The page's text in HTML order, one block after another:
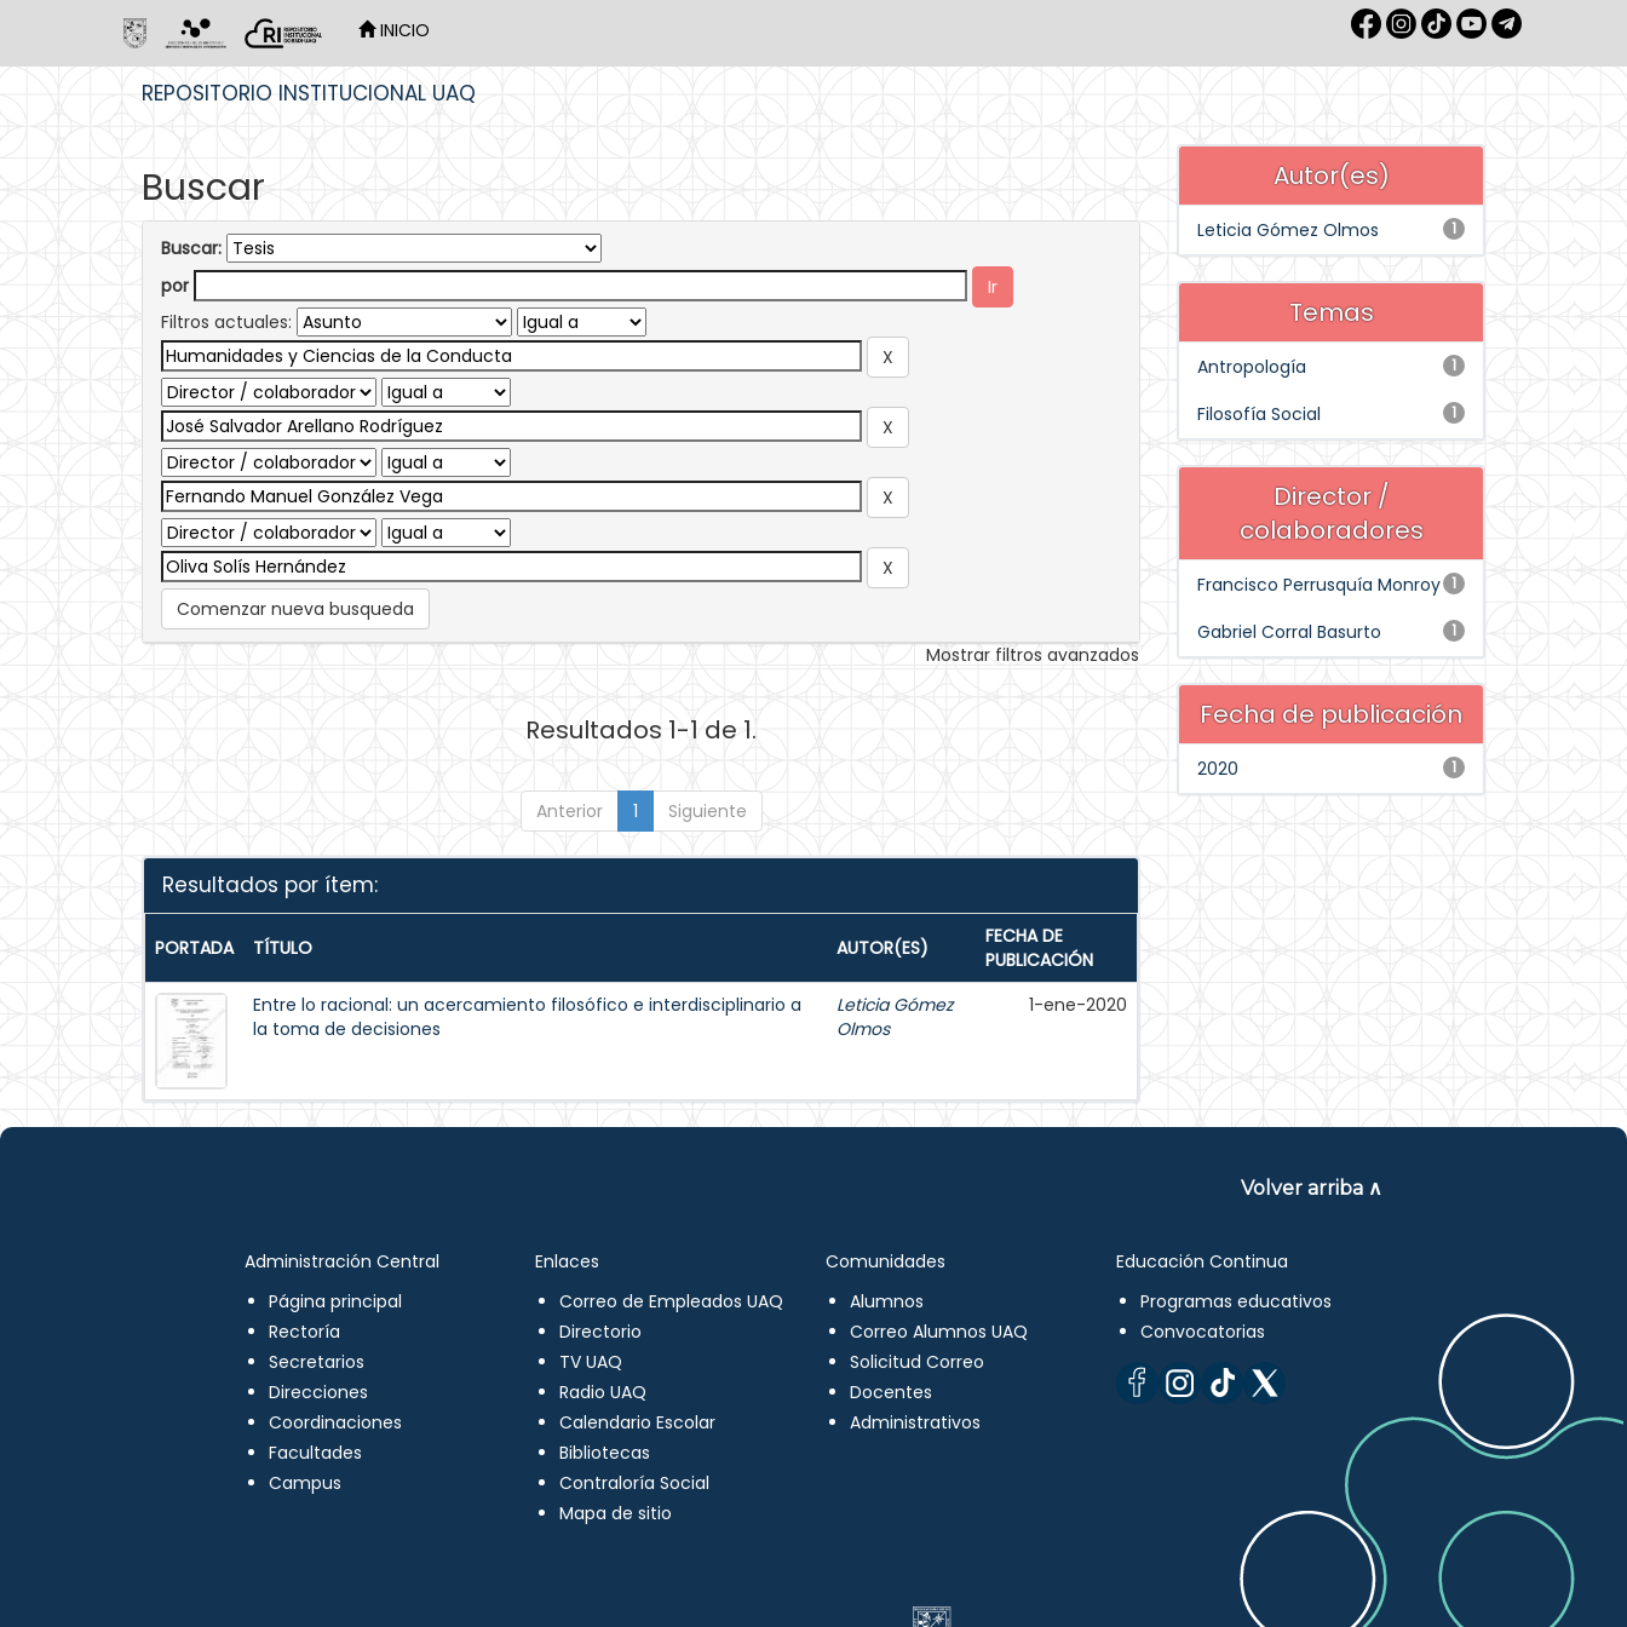
INICIO
REPOSITORIO INSTITUCIONAL UAQ
Buscar
Buscar:
por
Filtros actuales:
Comenzar nueva busqueda
Mostrar filtros avanzados
Resultados 1-1 de 1.
Anterior 1 Siguiente
Resultados por ítem:
PORTADA TÍTULO AUTOR(ES)
FECHA DE
PUBLICACIÓN
Entre lo racional: un acercamiento filosófico e interdisciplinario a
la toma de decisiones
Leticia Gómez
Olmos
1-ene-2020
Autor(es)
1
Leticia Gómez Olmos
Temas
1
Antropología
1
Filosofía Social
Director /
colaboradores
1
Francisco Perrusquía Monroy
1
Gabriel Corral Basurto
Fecha de publicación
1
2020
Volver arriba ∧
Administración Central
Página principal
Rectoría
Secretarios
Direcciones
Coordinaciones
Facultades
Campus
Enlaces
Correo de Empleados UAQ
Directorio
TV UAQ
Radio UAQ
Calendario Escolar
Bibliotecas
Contraloría Social
Mapa de sitio
Comunidades
Alumnos
Correo Alumnos UAQ
Solicitud Correo
Docentes
Administrativos
Educación Continua
Programas educativos
Convocatorias